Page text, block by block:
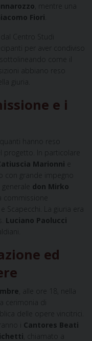
, mentre una
Fiori
Centro Studi
per aver condiviso
come il
abbiano reso
giuria.
e i
hanno reso
In particolare
Marionni
con grande impegno
don Mirko
Scapecchi. La giuria era
Luciano Paolucci
ed
, alle ore 18, nella
cerimonia di
delle opere vincitrici.
i Cantores Beati
, chiamato a